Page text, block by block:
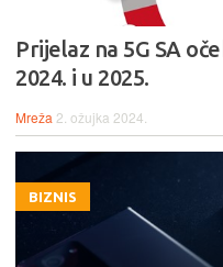
Prijelaz na 5G SA
2024. i u 2025.
Mreža 2. ožujka 2024.
BIZNIS